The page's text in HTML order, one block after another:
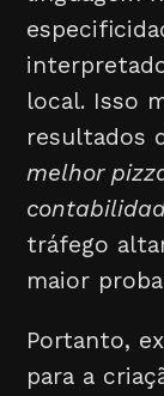
local. Isso
resultados
melhor
tráfego
maior
Portanto,
para a